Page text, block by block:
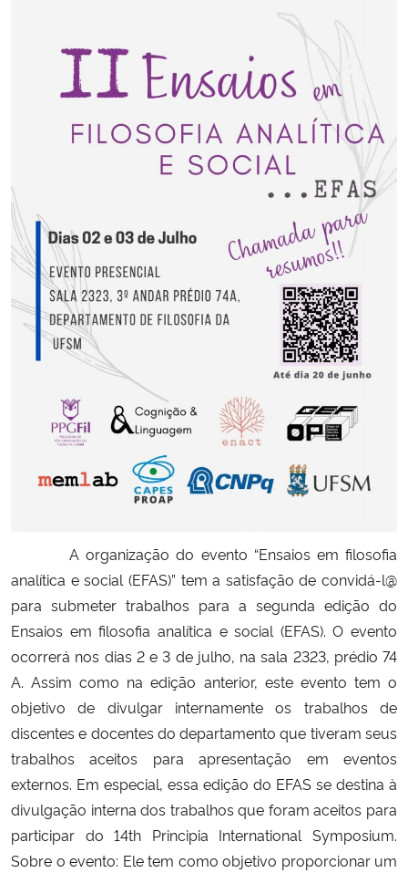
Ministério da Ciência, Tecnologia, Inovações e Comunicações
Ministério do Meio Ambiente
Ministério do Desenvolvimento Regional
Controladoria-Geral da União
Ministério da Mulher, da Família e dos Direitos Humanos
Secretaria-Geral
Secretaria de Governo
Gabinete de Segurança Institucional
A organização do evento “Ensaios em filosofia
analítica e social (EFAS)” tem a satisfação de convidá-l@
para submeter trabalhos para a segunda edição do
Ensaios em filosofia analítica e social (EFAS). O evento
ocorrerá nos dias 2 e 3 de julho, na sala 2323, prédio 74
A.Assim como na edição anterior, este evento tem o
objetivo de divulgar internamente os trabalhos de
discentes e docentes do departamento que tiveram seus
trabalhos aceitos para apresentação em eventos
externos. Em especial, essa edição do EFAS se destina à
divulgação interna dos trabalhos que foram aceitos para
participar do 14th Principia International Symposium.
Sobre o evento: Ele tem como objetivo proporcionar um